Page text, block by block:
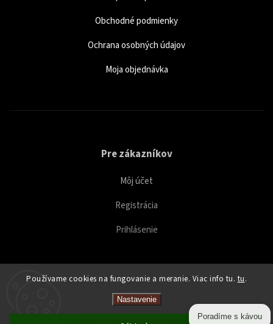
Používame cookies na fungovanie a meranie. Viac info tu. tu.
Nastavenie
Obchodné podmienky
Ochrana osobných údajov
Moja objednávka
Pre zákazníkov
Môj účet
Registrácia
Prihlásenie
Caffeitaliano. Všetky práva vyhradené.
Upraviť nastavenie cookies
Poradíme s kávou